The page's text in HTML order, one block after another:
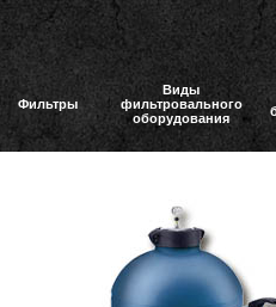
Фильтры
Виды
фильтровального
оборудования